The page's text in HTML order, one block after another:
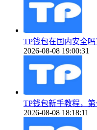
TP钱包在国内安全
2026-08-08 19:00:31
TP钱包新手教程，
2026-08-08 18:18:11